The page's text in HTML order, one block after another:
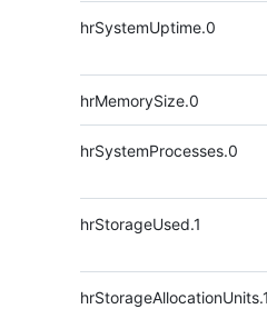
hrSystemUptime.0
hrMemorySize.0
hrSystemProcesses.0
hrStorageUsed.1
hrStorageAllocationUnits.1